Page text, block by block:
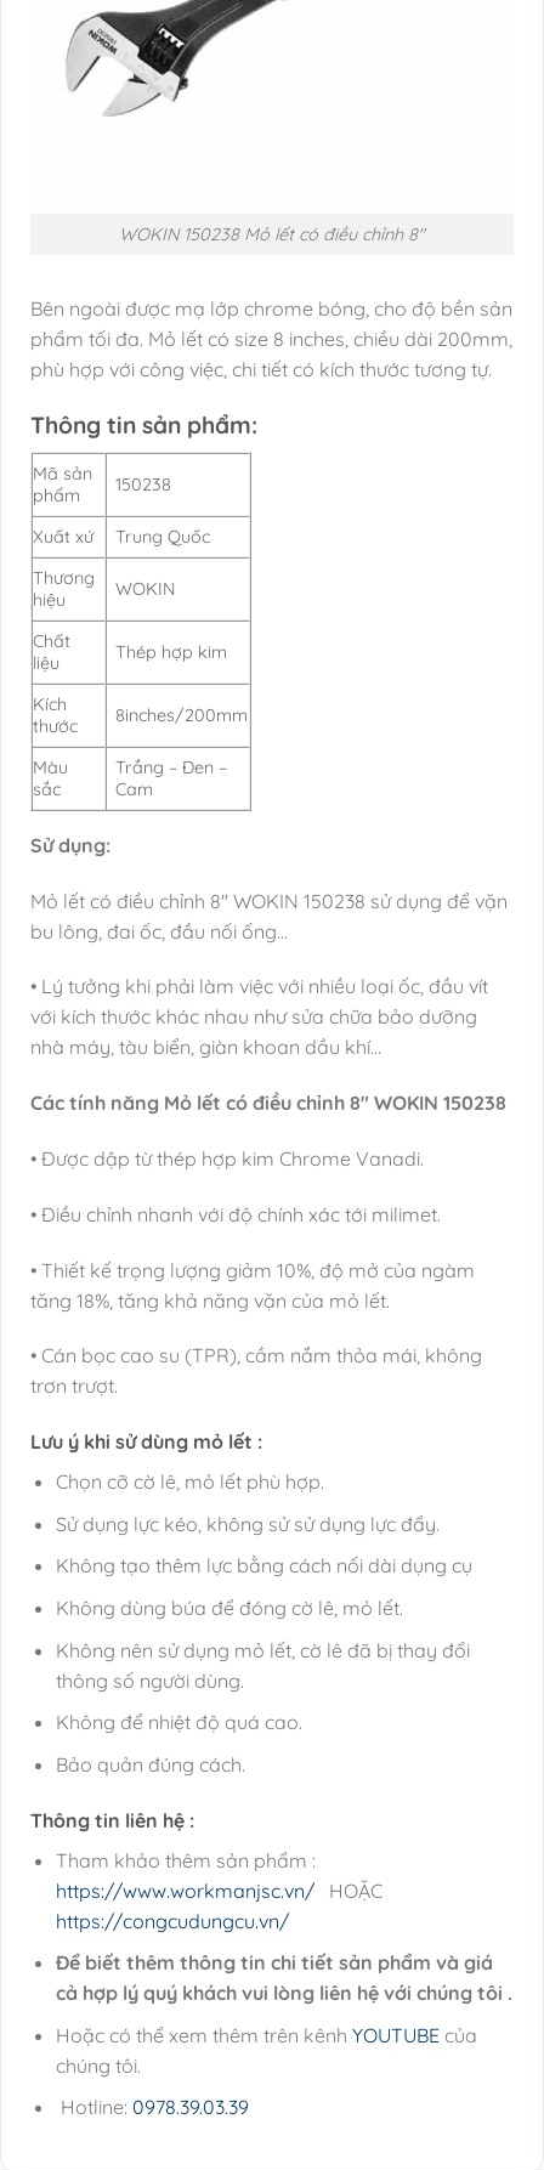
WOKIN 150238 Mỏ lết có điều chỉnh 8″
Bên ngoài được mạ lớp chrome bóng, cho độ bền sản
phẩm tối đa. Mỏ lết có size 8 inches, chiều dài 200mm,
phù hợp với công việc, chi tiết có kích thước tương tự.
Thông tin sản phẩm:
Mã sản
phẩm
150238
Xuất xứ
Trung Quốc
Thương
hiệu
WOKIN
Chất
liệu
Thép hợp kim
Kích
thước
8inches/200mm
Màu
sắc
Trắng – Đen –
Cam
Sử dụng:
Mỏ lết có điều chỉnh 8″ WOKIN 150238 sử dụng để vặn
bu lông, đai ốc, đầu nối ống…
• Lý tưởng khi phải làm việc với nhiều loại ốc, đầu vít
với kích thước khác nhau như sửa chữa bảo dưỡng
nhà máy, tàu biển, giàn khoan dầu khí…
Các tính năng Mỏ lết có điều chỉnh 8″ WOKIN 150238
• Được dập từ thép hợp kim Chrome Vanadi.
• Điều chỉnh nhanh với độ chính xác tới milimet.
• Thiết kế trọng lượng giảm 10%, độ mở của ngàm
tăng 18%, tăng khả năng vặn của mỏ lết.
• Cán bọc cao su (TPR), cầm nắm thỏa mái, không
trơn trượt.
Lưu ý khi sử dùng mỏ lết :
Chọn cỡ cờ lê, mỏ lết phù hợp.
Sử dụng lực kéo, không sử sử dụng lực đẩy.
Không tạo thêm lực bằng cách nối dài dụng cụ
Không dùng búa để đóng cờ lê, mỏ lết.
Không nên sử dụng mỏ lết, cờ lê đã bị thay đổi
thông số người dùng.
Không để nhiệt độ quá cao.
Bảo quản đúng cách.
Thông tin liên hệ :
Tham khảo thêm sản phẩm :
https://www.workmanjsc.vn/
HOẶC
https://congcudungcu.vn/
Để biết thêm thông tin chi tiết sản phẩm và giá
cả hợp lý quý khách vui lòng liên hệ với chúng tôi .
Hoặc có thể xem thêm trên kênh YOUTUBEcủa
chúng tôi.
Hotline: 0978.39.03.39